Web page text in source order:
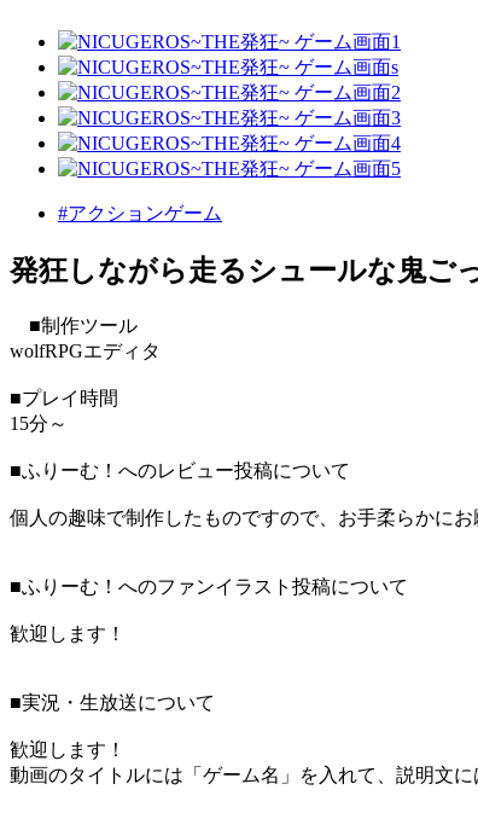
#アクションゲーム
発狂しながら走るシュールな鬼ご
■制作ツール
wolfRPGエディタ
■プレイ時間
15分～
■ふりーむ！へのレビュー投稿について
個人の趣味で制作したものですので、お手柔らかにお
■ふりーむ！へのファンイラスト投稿について
歓迎します！
■実況・生放送について
歓迎します！
動画のタイトルには「ゲーム名」を入れて、説明文